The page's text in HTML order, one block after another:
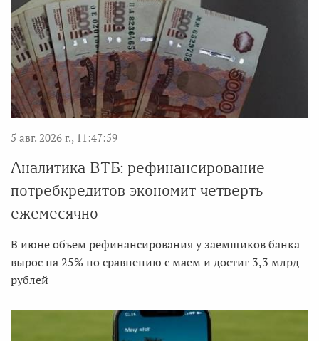
5 авг. 2026 г., 11:47:59
Аналитика ВТБ: рефинансирование
потребкредитов экономит четверть
ежемесячно
В июне объем рефинансирования у заемщиков банка
вырос на 25% по сравнению с маем и достиг 3,3 млрд
рублей